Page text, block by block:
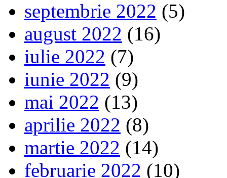
septembrie 2022 (5)
august 2022 (16)
iulie 2022 (7)
iunie 2022 (9)
mai 2022 (13)
aprilie 2022 (8)
martie 2022 (14)
februarie 2022 (10)